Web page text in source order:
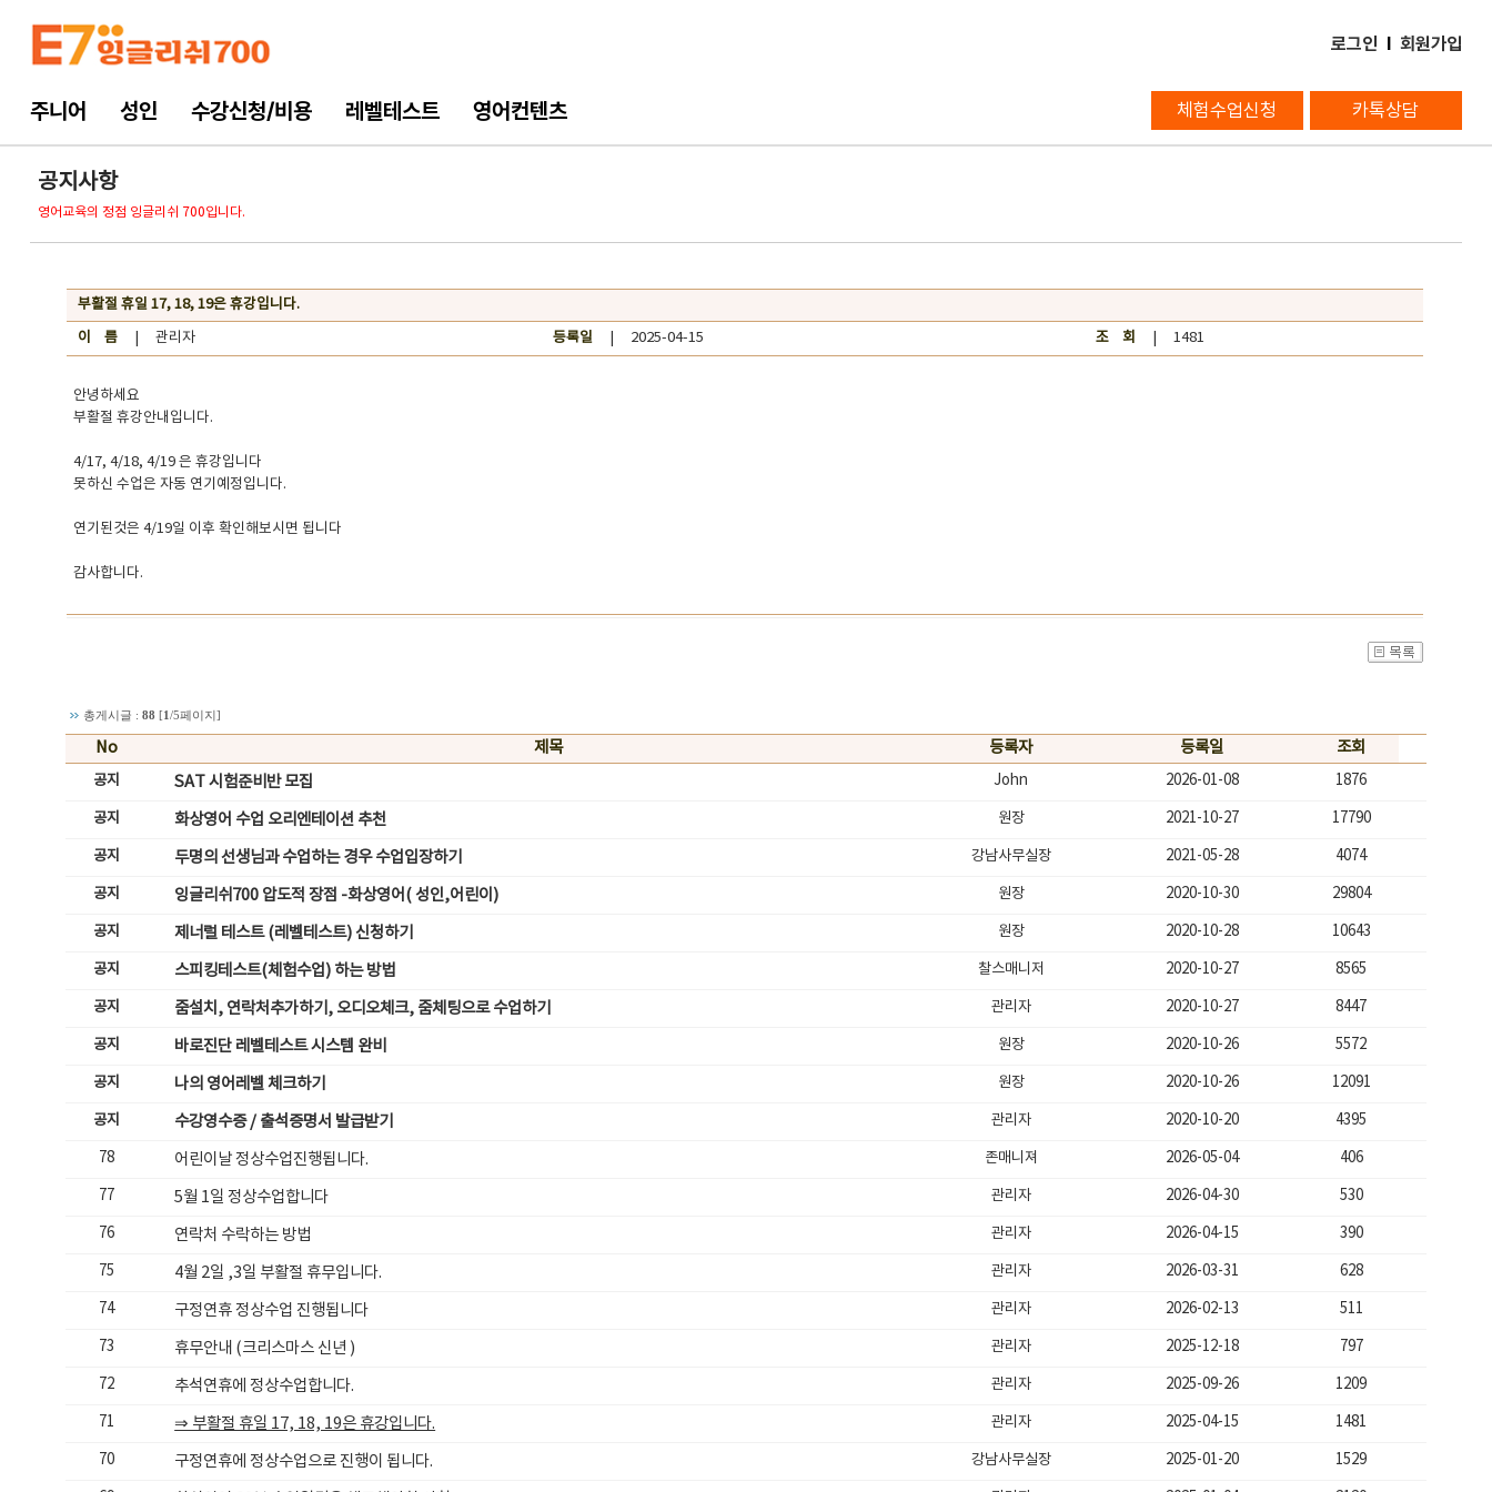
로그인 l 회원가입
주니어 성인 수강신청/비용 레벨테스트 영어컨텐츠 체험수업신청 카톡상담
공지사항
영어교육의 정점 잉글리쉬 700입니다.
부활절 휴일 17, 18, 19은 휴강입니다.
이 름 | 관리자 등록일 | 2025-04-15 조 회 | 1481
안녕하세요
부활절 휴강안내입니다.
4/17, 4/18, 4/19 은 휴강입니다
못하신 수업은 자동 연기예정입니다.
연기된것은 4/19일 이후 확인해보시면 됩니다
감사합니다.
총게시글 :88 [1/5페이지]
No 제목 등록자 등록일 조회
공지 SAT 시험준비반 모집 John 2026-01-08 1876
공지 화상영어 수업 오리엔테이션 추천 원장 2021-10-27 17790
공지 두명의 선생님과 수업하는 경우 수업입장하기 강남사무실장 2021-05-28 4074
공지 잉글리쉬700 압도적 장점 -화상영어( 성인,어린이) 원장 2020-10-30 29804
공지 제너럴 테스트 (레벨테스트) 신청하기 원장 2020-10-28 10643
공지 스피킹테스트(체험수업) 하는 방법 찰스매니저 2020-10-27 8565
공지 줌설치, 연락처추가하기, 오디오체크, 줌체팅으로 수업하기 관리자 2020-10-27 8447
공지 바로진단 레벨테스트 시스템 완비 원장 2020-10-26 5572
공지 나의 영어레벨 체크하기 원장 2020-10-26 12091
공지 수강영수증 / 출석증명서 발급받기 관리자 2020-10-20 4395
78 어린이날 정상수업진행됩니다. 존매니져 2026-05-04 406
77 5월 1일 정상수업합니다 관리자 2026-04-30 530
76 연락처 수락하는 방법 관리자 2026-04-15 390
75 4월 2일 ,3일 부활절 휴무입니다. 관리자 2026-03-31 628
74 구정연휴 정상수업 진행됩니다 관리자 2026-02-13 511
73 휴무안내 (크리스마스 신년 ) 관리자 2025-12-18 797
72 추석연휴에 정상수업합니다. 관리자 2025-09-26 1209
71 ⇒ 부활절 휴일 17, 18, 19은 휴강입니다. 관리자 2025-04-15 1481
70 구정연휴에 정상수업으로 진행이 됩니다. 강남사무실장 2025-01-20 1529